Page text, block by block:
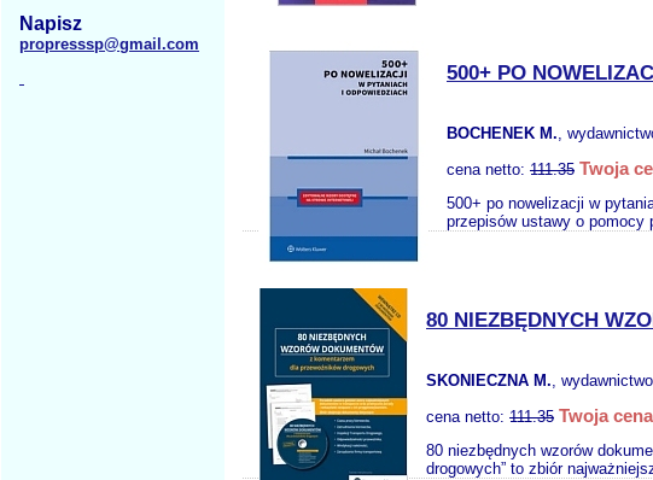
Napisz
propresssp@gmail.com
500+ PO
BOCHENEK M.,
cena netto: 111.35 Twoja
500+ po nowelizacji w
przepisów ustawy o pomocy
80 NIEZBĘDNYCH
SKONIECZNA M.,
cena netto: 111.35 Twoja
80 niezbędnych wzorów
drogowych” to zbiór